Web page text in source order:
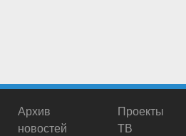
Архив
новостей
Проекты
ТВ